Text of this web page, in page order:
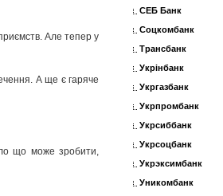
Але тепер у
А ще є гаряче
що може зробити,
СЕБ Банк
Соцкомбанк
Трансбанк
Укрінбанк
Укргазбанк
Укрпромбанк
Укрсиббанк
Укрсоцбанк
Укрэксимбанк
Уникомбанк